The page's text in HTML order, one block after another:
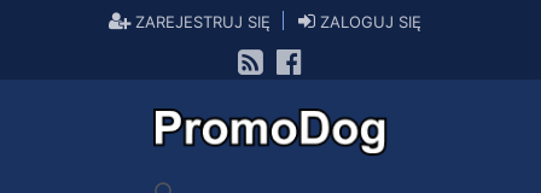
ZAREJESTRUJ SIĘ ZALOGUJ SIĘ